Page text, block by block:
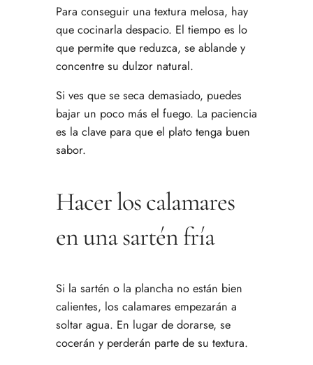
Para conseguir una textura melosa, hay
que cocinarla despacio. El tiempo es lo
que permite que reduzca, se ablande y
concentre su dulzor natural.
Si ves que se seca demasiado, puedes
bajar un poco más el fuego. La paciencia
es la clave para que el plato tenga buen
sabor.
Hacer los calamares
en una sartén fría
Si la sartén o la plancha no están bien
calientes, los calamares empezarán a
soltar agua. En lugar de dorarse, se
cocerán y perderán parte de su textura.